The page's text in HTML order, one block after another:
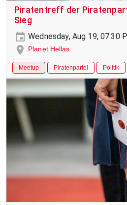
Piratentreff der
Sieg
Wednesday, Aug 19, 07:30
Planet Hellas
Meetup Piratenpartei Politik